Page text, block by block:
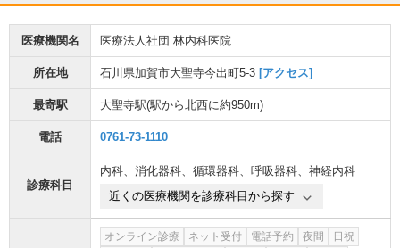
医療機関名 医療法人社団 林内科医院
所在地 石川県加賀市大聖寺今出町5-3 [アクセス]
最寄駅 大聖寺駅(駅から北西に約950m)
電話 0761-73-1110
診療科目
内科、 消化器科、 循環器科、 呼吸器科、 神経内科
近くの医療機関を診療科目から探す
オンライン診療 ネット受付 電話予約 夜間
日祝